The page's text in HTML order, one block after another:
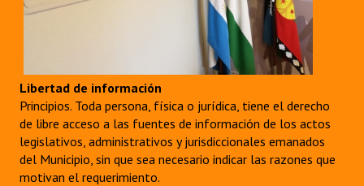
Libertad de información
Principios. Toda persona, física o jurídica, tiene el derecho
de libre acceso a las fuentes de información de los actos
legislativos, administrativos y jurisdiccionales emanados
del Municipio, sin que sea necesario indicar las razones que
motivan el requerimiento.